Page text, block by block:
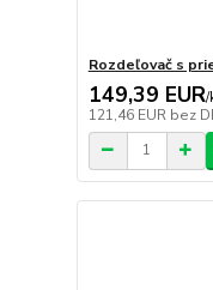
Rozdeľovač s
149,39 EUR/
121,46 EUR bez